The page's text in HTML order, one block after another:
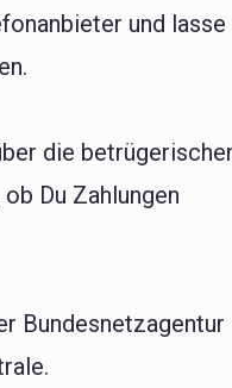
und lasse
die
Du Zahlungen
Bundesnetzagentur